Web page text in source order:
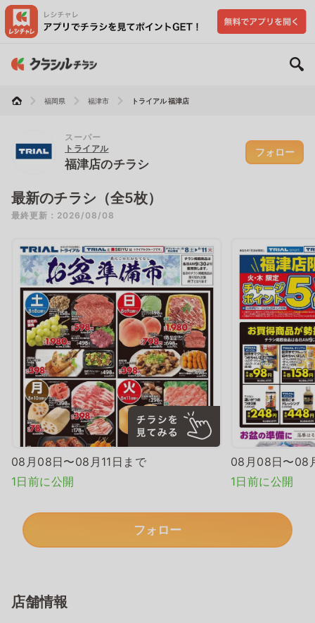
福岡県 福津市 トライアル 福津店
スーパー
トライアル
福津店のチラシ
フォロー
最新のチラシ（全5枚）
最終更新：2026/08/08
08月08日〜08月11日まで
1日前に公開
08月08日〜08
1日前に公開
フォロー
店舗情報